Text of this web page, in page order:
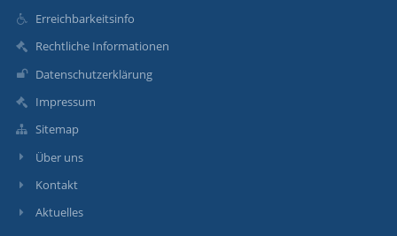
Erreichbarkeitsinfo
Rechtliche Informationen
Datenschutzerklärung
Impressum
Sitemap
Über uns
Kontakt
Aktuelles